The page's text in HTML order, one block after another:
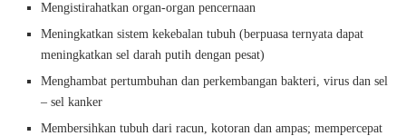
Mengistirahatkan organ-organ pencernaan
Meningkatkan sistem kekebalan tubuh (berpuasa ternyata dapat
meningkatkan sel darah putih dengan pesat)
Menghambat pertumbuhan dan perkembangan bakteri, virus dan sel
– sel kanker
Membersihkan tubuh dari racun, kotoran dan ampas; mempercepat